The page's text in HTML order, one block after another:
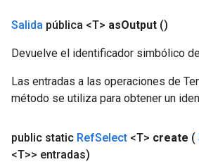
Salida pública <T> asOutput ()
Devuelve el identificador simbólico
Las entradas a las operaciones de
método se utiliza para obtener un
public static RefSelect <T> create (
<T>> entradas)